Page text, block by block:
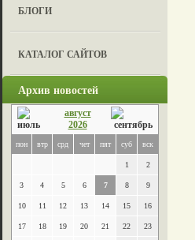
БЛОГИ
КАТАЛОГ САЙТОВ
Архив новостей
август
2026
пон втр срд чет пят суб вск
1 2
3 4 5 6 7 8 9
10 11 12 13 14 15 16
17 18 19 20 21 22 23